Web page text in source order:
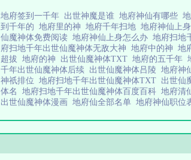
地府签到一千年 出世神魔是谁 地府神仙有哪些
到千年的 地府里的神 地府千年扫地 地府神仙上身
仙魔神体免费阅读 地府神仙上身怎么办 地府扫地
府扫地千年出世仙魔神体无敌大神 地府中的神 地
超拔 地府的神 出世仙魔神体TXT 地府的五千年
千年出世仙魔神体后续 出世仙魔神体吕陵 地府神
神祇排位 地府扫地千年出世仙魔神体TXT 出世仙
体名 地府扫地千年出世仙魔神体百度百科 地府清
出世仙魔神体漫画 地府仙全部名单 地府神仙职位